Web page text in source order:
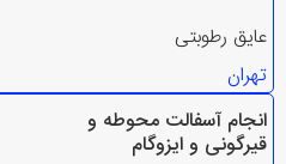
عایق رطوبتی
تهران
انجام آسفالت محوطه و
قیرگونی و ایزوگام